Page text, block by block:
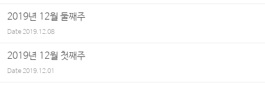
2019년 12월 둘째주
Date2019.12.08
2019년 12월 첫째주
Date2019.12.01